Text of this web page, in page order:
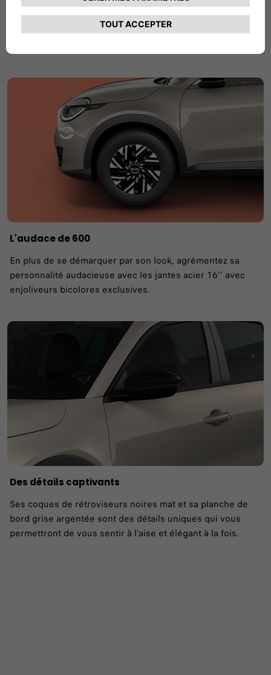
Caractéristiques uniques
L'audace de 600
En plus de se démarquer par son look, agrémentez sa
personnalité audacieuse avec les jantes acier 16'' avec
enjoliveurs bicolores exclusives.
Des détails captivants
Ses coques de rétroviseurs noires mat et sa planche de
bord grise argentée sont des détails uniques qui vous
permettront de vous sentir à l'aise et élégant à la fois.